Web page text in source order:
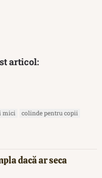
articol:
mici colinde pentru copii
dacă ar seca